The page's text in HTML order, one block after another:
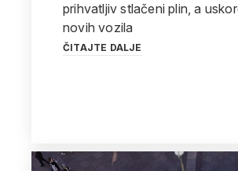
prihvatljiv stlačeni plin, a
novih vozila
ČITAJTE DALJE